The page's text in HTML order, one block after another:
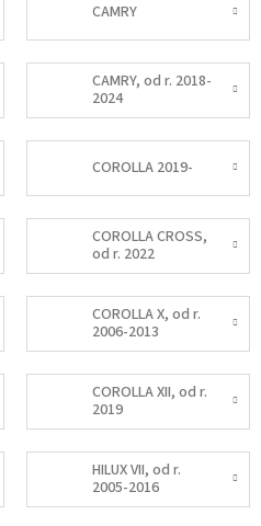
CAMRY
CAMRY, od r. 2018-
2024
COROLLA 2019-
COROLLA CROSS,
od r. 2022
COROLLA X, od r.
2006-2013
COROLLA XII, od r.
2019
HILUX VII, od r.
2005-2016